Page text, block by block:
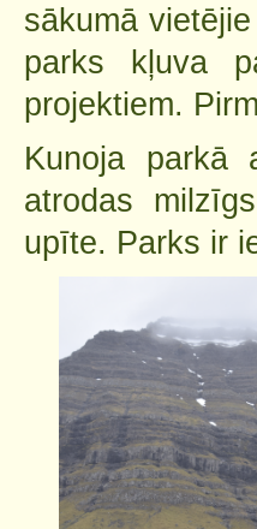
sākumā
parks kļuva
projektiem.
Kunoja parkā
atrodas
upīte. Parks ir